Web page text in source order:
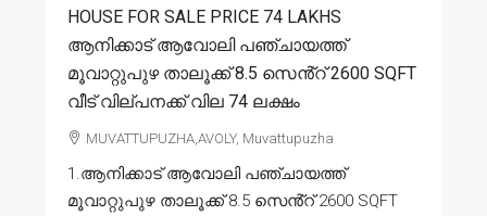
HOUSE FOR SALE PRICE 74 LAKHS
ആനിക്കാട് ആവോലി പഞ്ചായത്ത്
മൂവാറ്റുപുഴ താലൂക്ക് 8.5 സെൻ്റ് 2600 SQFT
വീട് വില്പനക്ക് വില 74 ലക്ഷം
MUVATTUPUZHA,AVOLY, Muvattupuzha
1.ആനിക്കാട് ആവോലി പഞ്ചായത്ത്
മൂവാറ്റുപുഴ താലൂക്ക് 8.5 സെൻ്റ് 2600 SQFT